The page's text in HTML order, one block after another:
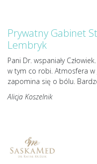
Prywatny Gabinet
Lembryk
Pani Dr. wspaniały
w tym co robi. Atmosfera
zapomina się o bólu.
Alicja Koszelnik